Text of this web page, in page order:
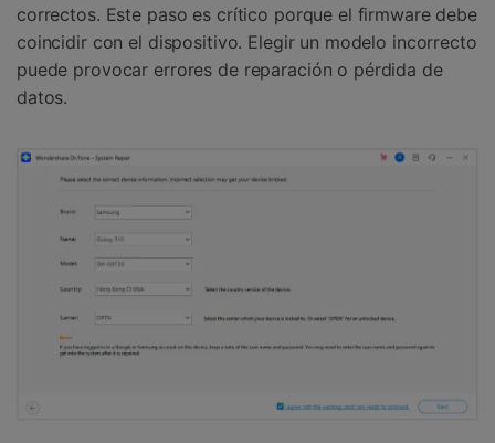
correctos. Este paso es crítico porque el firmware debe
coincidir con el dispositivo. Elegir un modelo incorrecto
puede provocar errores de reparación o pérdida de
datos.